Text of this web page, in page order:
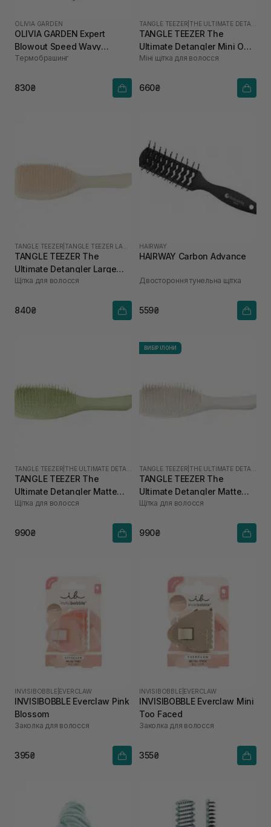
OLIVIA GARDEN
OLIVIA GARDEN Expert
Blowout Speed Wavy
Bristles Black Label 35 мм
Термобрашинг
830₴
TANGLE TEEZER
TANGLE TEEZER The
Ultimate Detangler Mini Oat
Cream
Міні щітка для волосся
660₴
TANGLE TEEZER
TANGLE TEEZER The
Ultimate Detangler Large
Cappuccino
Щітка для волосся
840₴
HAIRWAY
HAIRWAY Carbon Advance
Двостороння тунельна щітка
559₴
TANGLE TEEZER
TANGLE TEEZER The
Ultimate Detangler Matte
Olive Green
Щітка для волосся
990₴
ВИБІР ІЛОНИ
TANGLE TEEZER
TANGLE TEEZER The
Ultimate Detangler Matte
Pumice Grey
Щітка для волосся
990₴
INVISIBOBBLE EVERCLAW
INVISIBOBBLE Everclaw Pink
Blossom
Заколка для волосся
395₴
INVISIBOBBLE EVERCLAW
INVISIBOBBLE Everclaw Mini
Too Faced
Заколка для волосся
355₴